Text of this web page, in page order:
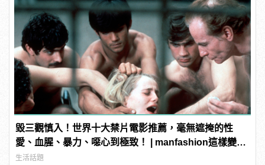
毀三觀慎入！世界十大禁片電影推薦，毫無遮掩的性
愛、血腥、暴力、噁心到極致！ | manfashion這樣變型
男
生活話題